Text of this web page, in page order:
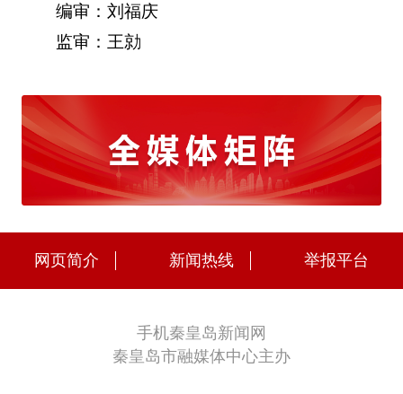
编审：刘福庆
监审：王勍
网页简介 新闻热线 举报平台
手机秦皇岛新闻网
秦皇岛市融媒体中心主办